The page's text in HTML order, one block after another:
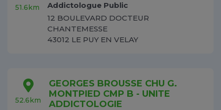
51.6km
Addictologue Public
12 BOULEVARD DOCTEUR
CHANTEMESSE
43012 LE PUY EN VELAY
52.6km
GEORGES BROUSSE CHU G.
MONTPIED CMP B - UNITE
ADDICTOLOGIE